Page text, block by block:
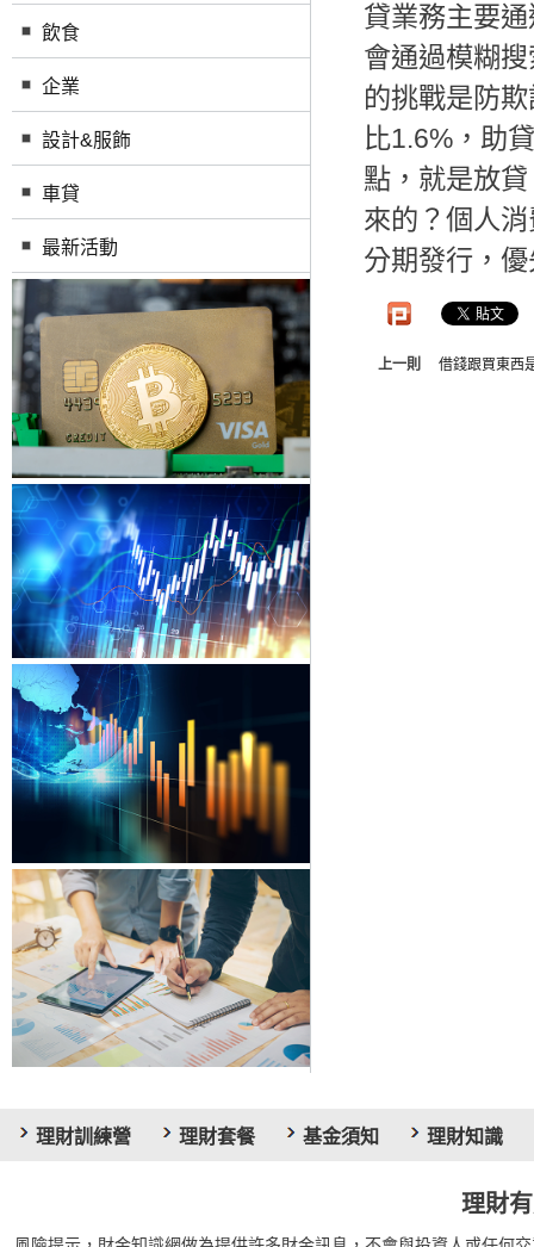
飲食
企業
設計&服飾
車貸
最新活動
貸業務主要
會通過模糊
的挑戰是防
比1.6%，助
點，就是放
來的？個人
分期發行，
上一則 借錢跟買東西
理財訓練營 理財套餐 基金須知 理財知識
理財